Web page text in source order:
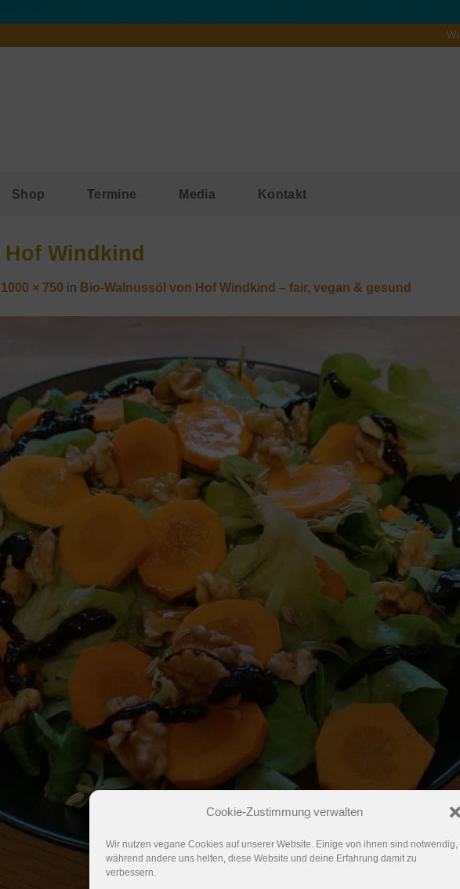
Cookie-Zustimmung verwalten
Wir nutzen vegane Cookies auf unserer Website. Einige von ihnen sind notwendig,
während andere uns helfen, diese Website und deine Erfahrung damit zu
verbessern.
Shop Termine Media Kontakt
Windkind
1000 × 750 in Bio-Walnussöl von Hof Windkind – fair, vegan & gesund